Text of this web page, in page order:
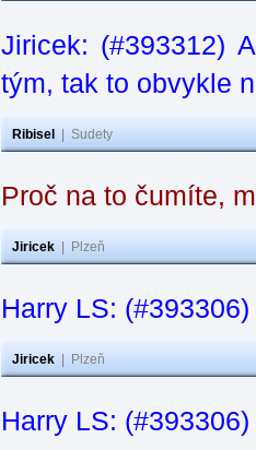
Jiricek: (#393312)
tým, tak to obvykle
Ribisel Sudety
Proč na to čumíte,
Jiricek Plzeň
Harry LS:
Jiricek Plzeň
Harry LS: